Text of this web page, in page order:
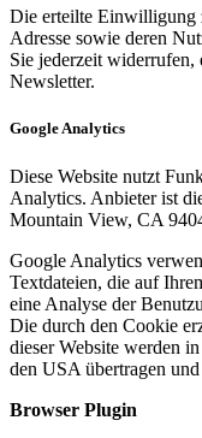
Die erteilte Einwilligung
Adresse sowie deren
Sie jederzeit
Newsletter.
Google Analytics
Diese Website nutzt
Analytics. Anbieter ist
Mountain View, CA
Google Analytics
Textdateien, die auf
eine Analyse der
Die durch den Cookie
dieser Website werden
den USA übertragen
Browser Plugin